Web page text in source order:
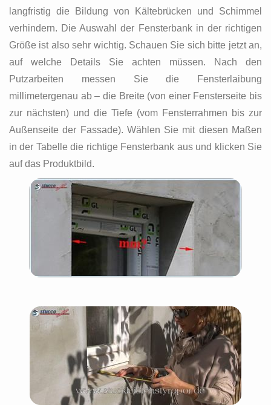
langfristig die Bildung von Kältebrücken und Schimmel
verhindern. Die Auswahl der Fensterbank in der richtigen
Größe ist also sehr wichtig. Schauen Sie sich bitte jetzt an,
auf welche Details Sie achten müssen. Nach den
Putzarbeiten messen Sie die Fensterlaibung
millimetergenau ab – die Breite (von einer Fensterseite bis
zur nächsten) und die Tiefe (vom Fensterrahmen bis zur
Außenseite der Fassade). Wählen Sie mit diesen Maßen
in der Tabelle die richtige Fensterbank aus und klicken Sie
auf das Produktbild.